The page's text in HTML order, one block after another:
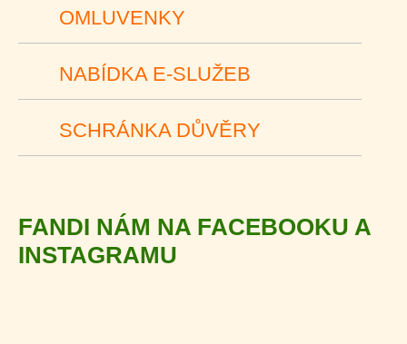
OMLUVENKY
NABÍDKA E-SLUŽEB
SCHRÁNKA DŮVĚRY
FANDI NÁM NA FACEBOOKU A
INSTAGRAMU